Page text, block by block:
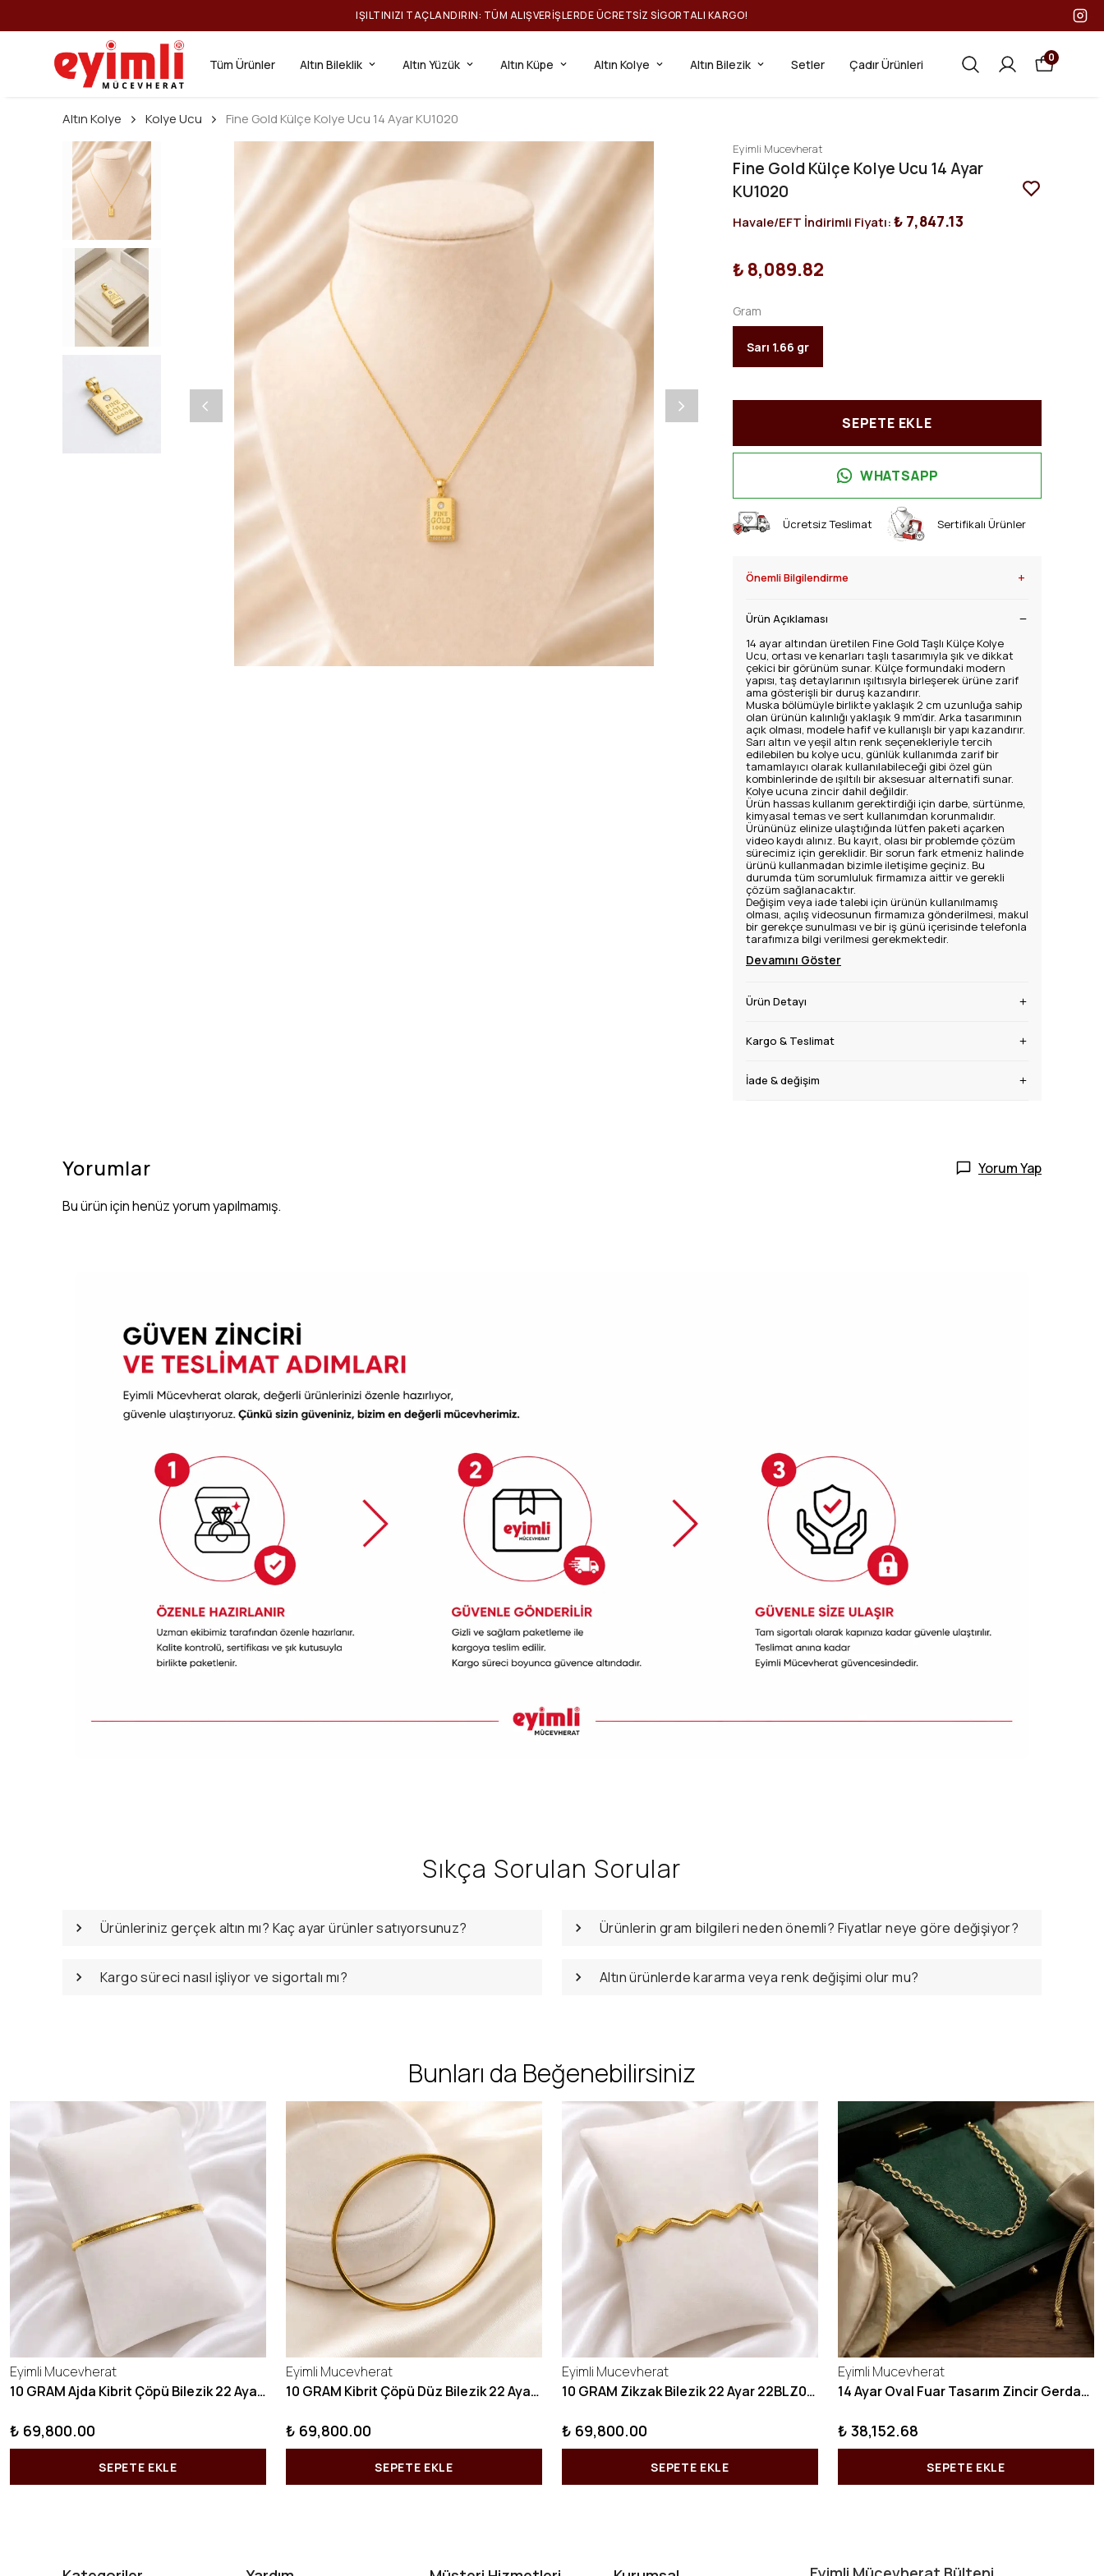
IŞILTINIZI TAÇLANDIRIN: TÜM ALIŞVERIŞLERDE ÜCRETSIZ SIGORTALI KARGO!
Tüm Ürünler Altın Bileklik Altın Yüzük Altın Küpe Altın Kolye Altın Bilezik Setler Çadır Ürünleri 0
Altın Kolye Kolye Ucu Fine Gold Külçe Kolye Ucu 14 Ayar KU1020
Eyimli Mucevherat
Fine Gold Külçe Kolye Ucu 14 Ayar
KU1020
Havale/EFT İndirimli Fiyatı:₺ 7,847.13
₺ 8,089.82
Gram
Sarı 1.66 gr
SEPETE EKLE
WHATSAPP
Ücretsiz Teslimat Sertifikalı Ürünler
Önemli Bilgilendirme +
Ürün Açıklaması
14 ayar altından üretilen Fine Gold Taşlı Külçe Kolye
Ucu, ortası ve kenarları taşlı tasarımıyla şık ve dikkat
çekici bir görünüm sunar. Külçe formundaki modern
yapısı, taş detaylarının ışıltısıyla birleşerek ürüne zarif
ama gösterişli bir duruş kazandırır.
Muska bölümüyle birlikte yaklaşık 2 cm uzunluğa sahip
olan ürünün kalınlığı yaklaşık 9 mm’dir. Arka tasarımının
açık olması, modele hafif ve kullanışlı bir yapı kazandırır.
Sarı altın ve yeşil altın renk seçenekleriyle tercih
edilebilen bu kolye ucu, günlük kullanımda zarif bir
tamamlayıcı olarak kullanılabileceği gibi özel gün
kombinlerinde de ışıltılı bir aksesuar alternatifi sunar.
Kolye ucuna zincir dahil değildir.
Ürün hassas kullanım gerektirdiği için darbe, sürtünme,
kimyasal temas ve sert kullanımdan korunmalıdır.
Ürününüz elinize ulaştığında lütfen paketi açarken
video kaydı alınız. Bu kayıt, olası bir problemde çözüm
sürecimiz için gereklidir. Bir sorun fark etmeniz halinde
ürünü kullanmadan bizimle iletişime geçiniz. Bu
durumda tüm sorumluluk firmamıza aittir ve gerekli
çözüm sağlanacaktır.
Değişim veya iade talebi için ürünün kullanılmamış
olması, açılış videosunun firmamıza gönderilmesi, makul
bir gerekçe sunulması ve bir iş günü içerisinde telefonla
tarafımıza bilgi verilmesi gerekmektedir.
Devamını Göster
Ürün Detayı
Kargo & Teslimat
İade & değişim
Yorumlar Yorum Yap
Bu ürün için henüz yorum yapılmamış.
Sıkça Sorulan Sorular
Ürünleriniz gerçek altın mı? Kaç ayar ürünler satıyorsunuz? Ürünlerin gram bilgileri neden önemli? Fiyatlar neye göre değişiyor?
Kargo süreci nasıl işliyor ve sigortalı mı? Altın ürünlerde kararma veya renk değişimi olur mu?
Bunları da Beğenebilirsiniz
Eyimli Mucevherat
10 GRAM Ajda Kibrit Çöpü Bilezik 22 Ayar 22BLZ003
₺ 69,800.00
SEPETE EKLE
Eyimli Mucevherat
10 GRAM Kibrit Çöpü Düz Bilezik 22 Ayar 22BLZ001
₺ 69,800.00
SEPETE EKLE
Eyimli Mucevherat
10 GRAM Zikzak Bilezik 22 Ayar 22BLZ004
₺ 69,800.00
SEPETE EKLE
Eyimli Mucevherat
14 Ayar Oval Fuar Tasarım Zincir Gerdanlık KY1071
₺ 38,152.68
SEPETE EKLE